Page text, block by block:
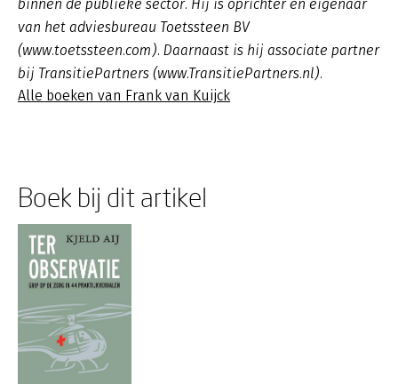
binnen de publieke sector. Hij is oprichter en eigenaar
van het adviesbureau Toetssteen BV
(www.toetssteen.com). Daarnaast is hij associate partner
bij TransitiePartners (www.TransitiePartners.nl).
Alle boeken van Frank van Kuijck
Boek bij dit artikel